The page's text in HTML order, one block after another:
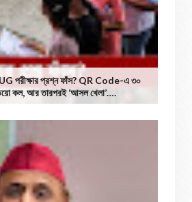
পরীক্ষার প্রশ্ন ফাঁস? QR Code-এ ৩০
কল, আর তারপরই ‘আসল খেলা’….